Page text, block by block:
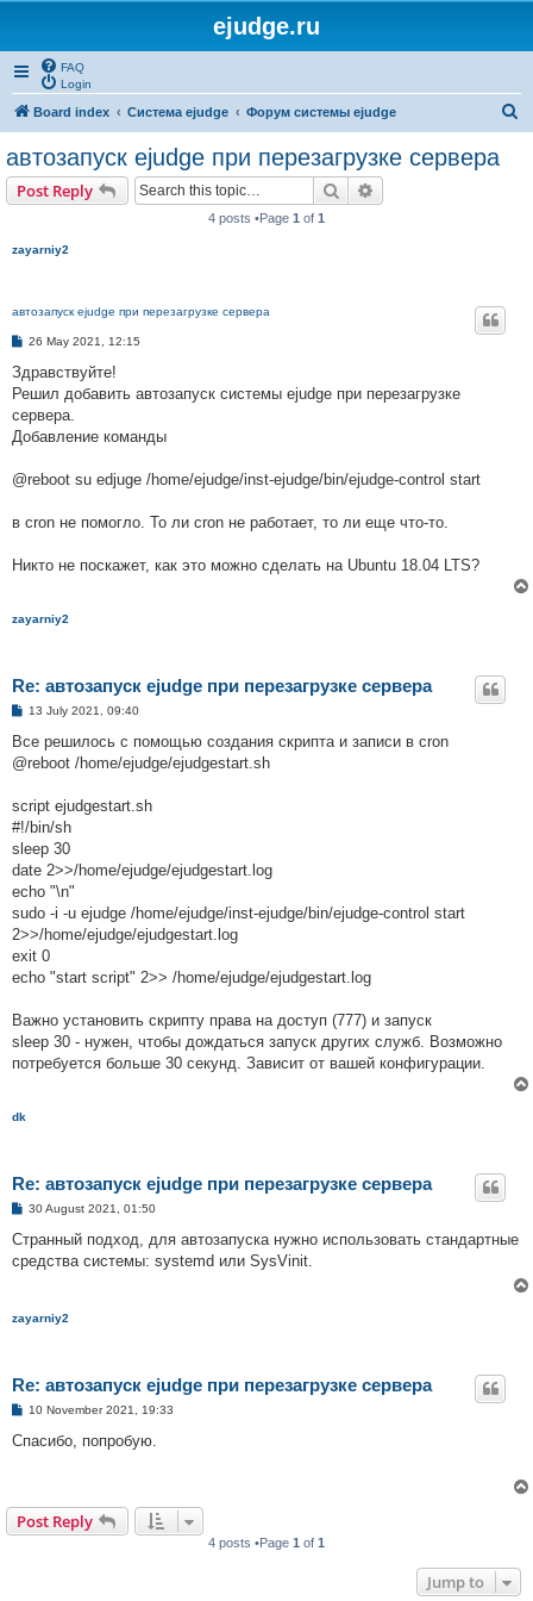
ejudge.ru
FAQ
Login
Board index Система ejudge Форум системы ejudge
автозапуск ejudge при перезагрузке сервера
Post Reply Search
4 posts •Page 1 of 1
zayarniy2
автозапуск ejudge при перезагрузке сервера
P
s
26 May 2021, 12:15
Здравствуйте!
Решил добавить автозапуск системы ejudge при перезагрузке
сервера.
Добавление команды
@reboot su edjuge /home/ejudge/inst-ejudge/bin/ejudge-control start
в cron не помогло. То ли cron не работает, то ли еще что-то.
Никто не поскажет, как это можно сделать на Ubuntu 18.04 LTS?
zayarniy2
Re: автозапуск ejudge при перезагрузке сервера
P
s
13 July 2021, 09:40
Все решилось с помощью создания скрипта и записи в cron
@reboot /home/ejudge/ejudgestart.sh
script ejudgestart.sh
#!/bin/sh
sleep 30
date 2>>/home/ejudge/ejudgestart.log
echo "\n"
sudo -i -u ejudge /home/ejudge/inst-ejudge/bin/ejudge-control start
2>>/home/ejudge/ejudgestart.log
exit 0
echo "start script" 2>> /home/ejudge/ejudgestart.log
Важно установить скрипту права на доступ (777) и запуск
sleep 30 - нужен, чтобы дождаться запуск других служб. Возможно
потребуется больше 30 секунд. Зависит от вашей конфигурации.
dk
Re: автозапуск ejudge при перезагрузке сервера
P
s
30 August 2021, 01:50
Странный подход, для автозапуска нужно использовать стандартные
средства системы: systemd или SysVinit.
zayarniy2
Re: автозапуск ejudge при перезагрузке сервера
P
s
10 November 2021, 19:33
Спасибо, попробую.
Post Reply
4 posts •Page 1 of 1
Jump to